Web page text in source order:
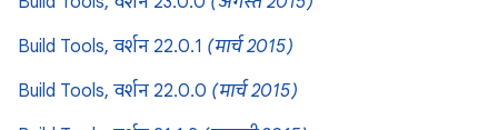
Build Tools, वर्शन 22.0.1 (मार्च 2015)
Build Tools, वर्शन 22.0.0 (मार्च 2015)